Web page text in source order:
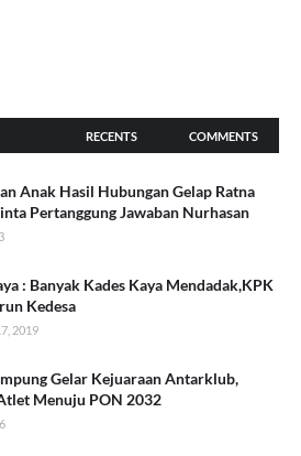
RECENTS COMMENTS
Anak Hasil Hubungan Gelap Ratna
Pertanggung Jawaban Nurhasan
: Banyak Kades Kaya Mendadak,KPK
Kedesa
2019
Gelar Kejuaraan Antarklub,
Menuju PON 2032